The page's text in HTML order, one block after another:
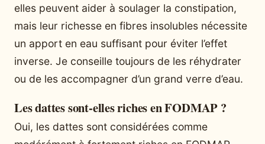
elles peuvent aider à soulager la constipation,
mais leur richesse en fibres insolubles nécessite
un apport en eau suffisant pour éviter l’effet
inverse. Je conseille toujours de les réhydrater
ou de les accompagner d’un grand verre d’eau.
Les dattes sont-elles riches en FODMAP ?
Oui, les dattes sont considérées comme